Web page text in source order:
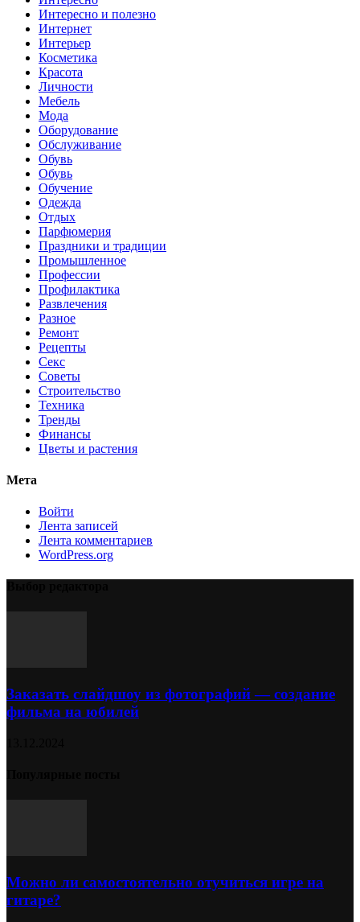
Интересно и полезно
Интернет
Интерьер
Косметика
Красота
Личности
Мебель
Мода
Оборудование
Обслуживание
Обувь
Обувь
Обучение
Одежда
Отдых
Парфюмерия
Праздники и традиции
Промышленное
Профессии
Профилактика
Развлечения
Разное
Ремонт
Рецепты
Секс
Советы
Строительство
Техника
Тренды
Финансы
Цветы и растения
Мета
Войти
Лента записей
Лента комментариев
WordPress.org
Заказать слайдшоу из фотографий — создание
фильма на юбилей
Можно ли самостоятельно отучиться игре на
гитаре?